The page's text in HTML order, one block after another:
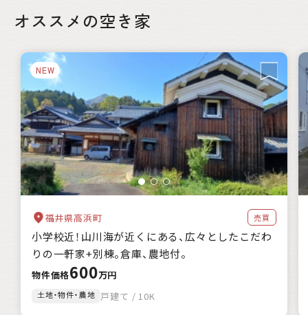
絞り込み
自治体の特徴
海に近い
森林が豊か 暖かい地域
涼しい地域
交通が便利
都市近郊
支援制度
家賃補助
住宅購入補助
リフォーム補助
移住補助
起業補助
キーワード
該当 1件
クリア
オススメの空き家
NEW
福井県高浜町 売買
小学校近！山川海が近くにある、広々としたこだわ
りの一軒家+別棟。倉庫、農地付。
物件価格600万円
土地・物件・農地 戸建て / 10K